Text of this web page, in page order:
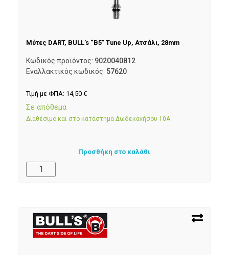
Μύτες DART, BULL’s “B5” Tune Up, Ατσάλι, 28mm
Κωδικός προϊόντος: 9020040812
Εναλλακτικός κωδικός: 57620
Τιμή με ΦΠΑ: 14,50 €
Σε απόθεμα
Διαθέσιμο και στο κατάστημα Δωδεκανήσου 10Α
Προσθήκη στο καλάθι